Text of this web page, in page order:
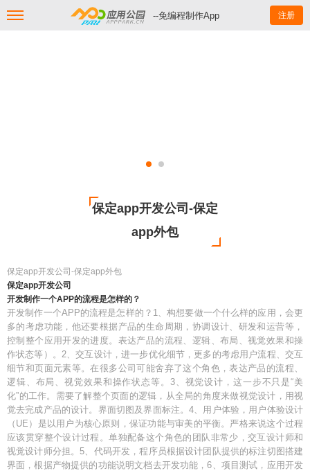
--免编程制作App 注册
保定app开发公司-保定
app外包
保定app开发公司-保定app外包
保定app开发公司
开发制作一个APP的流程是怎样的？
开发制作一个APP的流程是怎样的？1、构想要做一个什么样的应用，会更
多的考虑功能，他还要根据产品的生命周期，协调设计、研发和运营等，
控制整个应用开发的进度。表达产品的流程、逻辑、布局、视觉效果和操
作状态等）。2、交互设计，进一步优化细节，更多的考虑用户流程、交互
细节和页面元素等。在很多公司可能舍弃了这个角色，表达产品的流程、
逻辑、布局、视觉效果和操作状态等。3、视觉设计，这一步不只是“美
化”的工作。需要了解整个页面的逻辑，从全局的角度来做视觉设计，用视
觉去完成产品的设计。界面切图及界面标注。4、用户体验，用户体验设计
（UE）是以用户为核心原则，保证功能与审美的平衡。严格来说这个过程
应该贯穿整个设计过程。单独配备这个角色的团队非常少，交互设计师和
视觉设计师分担。5、代码开发，程序员根据设计团队提供的标注切图搭建
界面，根据产物提供的功能说明文档去开发功能，6、项目测试，应用开发